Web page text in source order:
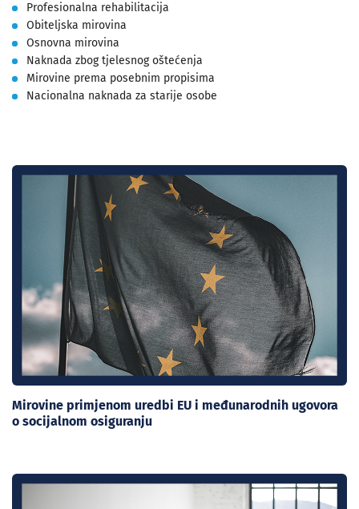
Profesionalna rehabilitacija
Obiteljska mirovina
Osnovna mirovina
Naknada zbog tjelesnog oštećenja
Mirovine prema posebnim propisima
Nacionalna naknada za starije osobe
Mirovine primjenom uredbi EU i međunarodnih ugovora
o socijalnom osiguranju